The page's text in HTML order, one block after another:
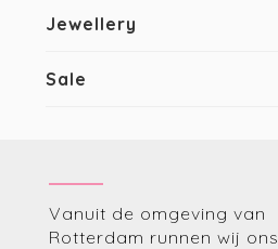
Jewellery
Sale
Vanuit de omgeving van
Rotterdam runnen wij ons